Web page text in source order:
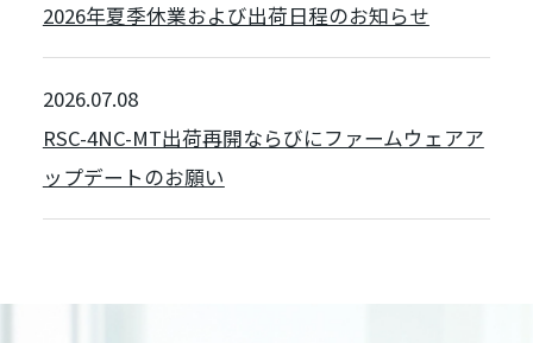
2026年夏季休業および出荷日程のお知らせ
2026.07.08
RSC-4NC-MT出荷再開ならびにファームウェアア
ップデートのお願い